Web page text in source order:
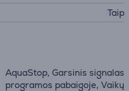
Taip
AquaStop, Garsinis signalas
programos pabaigoje, Vaikų